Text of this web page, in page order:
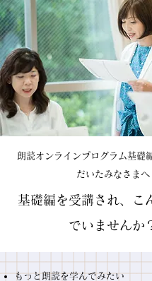
朗読オンラインプログラム基礎
だいたみなさまへ
基礎編を受講され、こ
でいませんか
もっと朗読を学んでみたい